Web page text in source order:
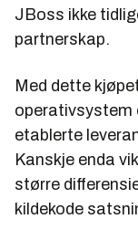
JBoss ikke
partnerskap.
Med dette
operativsystem
etablerte
Kanskje enda
større
kildekode